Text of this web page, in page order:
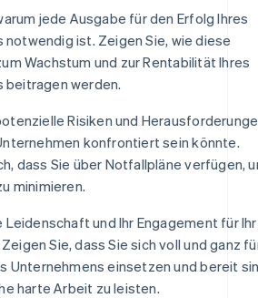
jede Ausgabe für den Erfolg Ihres
notwendig ist. Zeigen Sie, wie diese
Wachstum und zur Rentabilität Ihres
beitragen werden.
Risiken und
konfrontiert sein könnte.
dass Sie über Notfallpläne verfügen,
minimieren.
Leidenschaft und Ihr Engagement für Ihr
Sie, dass Sie sich voll und ganz
Unternehmens einsetzen und bereit
harte Arbeit zu leisten.